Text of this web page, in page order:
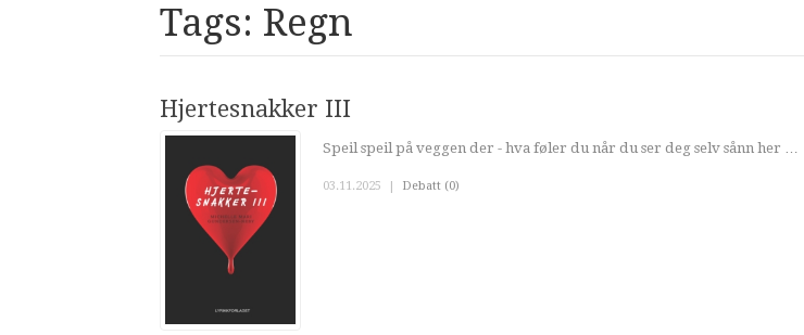
Tags: Regn
Hjertesnakker III
Speil speil på veggen der - hva føler du når du ser deg selv sånn her …
03.11.2025 | Debatt (0)